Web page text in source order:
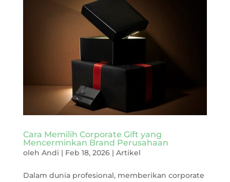
Cara Memilih Corporate Gift yang
Mencerminkan Brand Perusahaan
oleh Andi | Feb 18, 2026| Artikel
Dalam dunia profesional, memberikan corporate